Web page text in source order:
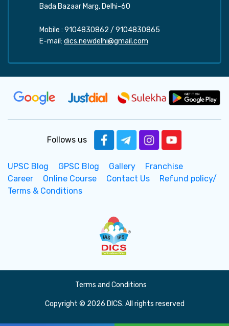
Bada Bazaar Marg, Delhi-60
Mobile : 9104830862 / 9104830865
E-mail: dics.newdelhi@gmail.com
Follows us
UPSC Blog GPSC Blog Gallery
Franchise
Career
Online Course Contact Us
Refund policy/
Terms & Conditions
Terms and Conditions
Copyright © 2026 DICS. All rights reserved